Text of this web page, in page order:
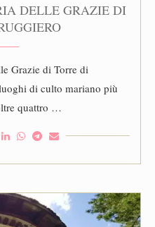
DELLE GRAZIE DI
Grazie di Torre di
di culto mariano più
quattro …